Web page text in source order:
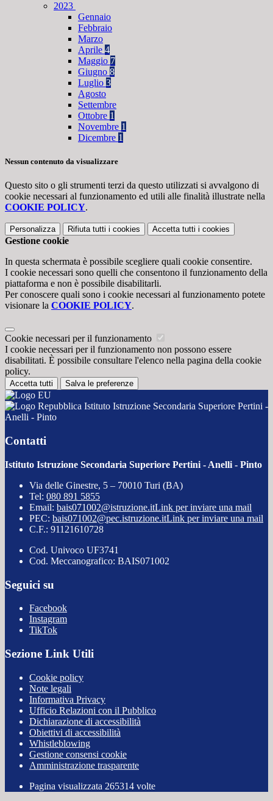
2023
Gennaio
Febbraio
Marzo
Aprile 4
Maggio 7
Giugno 8
Luglio 3
Agosto
Settembre
Ottobre 1
Novembre 1
Dicembre 1
Nessun contenuto da visualizzare
Questo sito o gli strumenti terzi da questo utilizzati si avvalgono di
cookie necessari al funzionamento ed utili alle finalità illustrate nella
COOKIE POLICY.
Personalizza Rifiuta tutti i cookies Accetta tutti i cookies
Gestione cookie
In questa schermata è possibile scegliere quali cookie consentire.
I cookie necessari sono quelli che consentono il funzionamento della
piattaforma e non è possibile disabilitarli.
Per conoscere quali sono i cookie necessari al funzionamento potete
visionare la COOKIE POLICY.
Cookie necessari per il funzionamento
I cookie necessari per il funzionamento non possono essere
disabilitati. È possibile consultare l'elenco nella pagina della cookie
policy.
Accetta tutti Salva le preferenze
Istituto Istruzione Secondaria Superiore Pertini -
Anelli - Pinto
Contatti
Istituto Istruzione Secondaria Superiore Pertini - Anelli - Pinto
Via delle Ginestre, 5 – 70010 Turi (BA)
Tel: 080 891 5855
Email: bais071002@istruzione.itLink per inviare una mail
PEC: bais071002@pec.istruzione.itLink per inviare una mail
C.F.: 91121610728
Cod. Univoco UF3741
Cod. Meccanografico: BAIS071002
Seguici su
Facebook
Instagram
TikTok
Sezione Link Utili
Cookie policy
Note legali
Informativa Privacy
Ufficio Relazioni con il Pubblico
Dichiarazione di accessibilità
Obiettivi di accessibilità
Whistleblowing
Gestione consensi cookie
Amministrazione trasparente
Pagina visualizzata 265314 volte